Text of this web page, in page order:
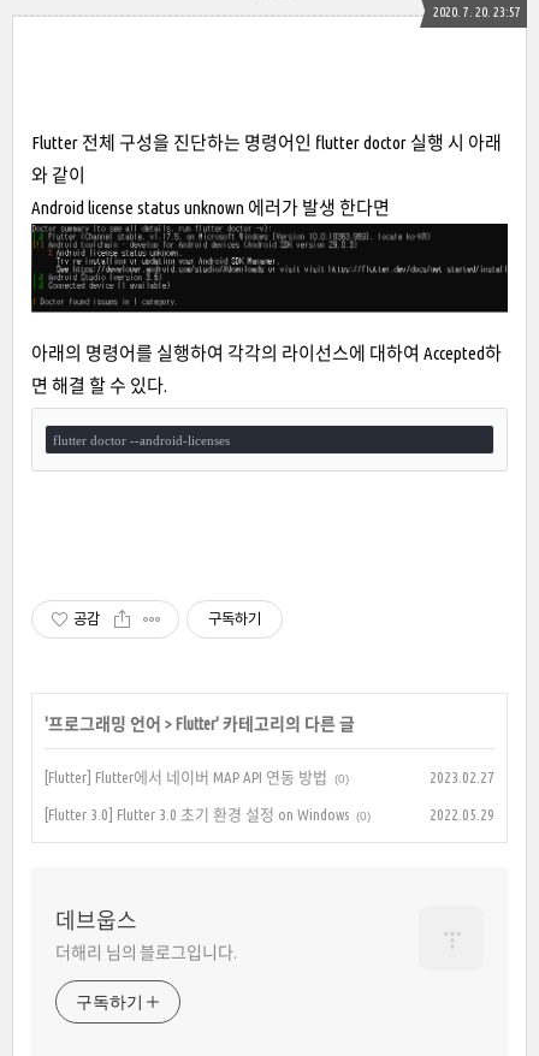
2020. 7. 20. 23:57
Flutter 전체 구성을 진단하는 명령어인 flutter doctor 실행 시 아래
와 같이
Android license status unknown 에러가 발생 한다면
아래의 명령어를 실행하여 각각의 라이선스에 대하여 Accepted하
면 해결 할 수 있다.
flutter doctor --android-licenses
공감 구독하기
'프로그래밍 언어 > Flutter' 카테고리의 다른 글
[Flutter] Flutter에서 네이버 MAP API 연동 방법 (0) 2023.02.27
[Flutter 3.0] Flutter 3.0 초기 환경 설정 on Windows (0) 2022.05.29
데브웁스
더해리 님의 블로그입니다.
구독하기